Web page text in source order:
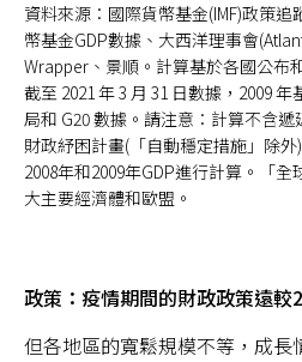
資料來源：國際貨幣基金(IMF)政策
幣基金GDP數據、大西洋理事會
Wrapper、景順。計算基於各國公布
截至 2021 年 3 月 31 日數據，2009
局和 G20 數據。請注意：計算不含
財政紓困計畫(「自動穩定措施」除
2008年和2009年GDP進行計算。「
大主要經濟體和歐盟。
政策：疫情期間的財政政策遠較
但各地區的寬鬆規模不等，成長